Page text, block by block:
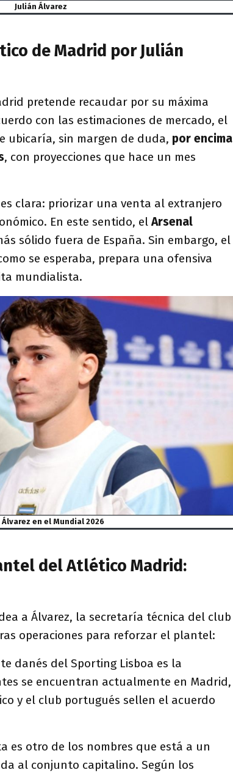
Julián Álvarez
de Madrid por Julián
pretende recaudar por su máxima
con las estimaciones de mercado, el
ubicaría, sin margen de duda, por encima
, con proyecciones que hace un mes
clara: priorizar una venta al extranjero
En este sentido, elArsenal
sólido fuera de España. Sin embargo, el
se esperaba, prepara una ofensiva
mundialista.
Álvarez en el Mundial 2026
del Atlético Madrid:
a Álvarez, la secretaría técnica del club
operaciones para reforzar el plantel:
danés del Sporting Lisboa es la
se encuentran actualmente en Madrid,
y el club portugués sellen el acuerdo
es otro de los nombres que está a un
al conjunto capitalino. Según los